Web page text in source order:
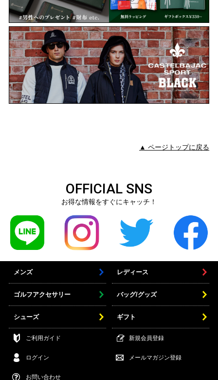
▲ ページトップに戻る
OFFICIAL SNS
お得な情報をすぐにキャッチ！
メンズ レディース
ゴルフアクセサリー バッグ/グッズ
シューズ ギフト
ご利用ガイド 新規会員登録
ログイン メールマガジン登録
お問い合わせ